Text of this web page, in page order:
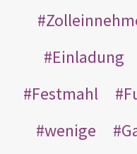
Einladung
Festmahl
wenige